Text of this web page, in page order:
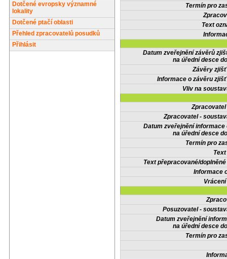
Dotčené evropsky významné
lokality
Dotčené ptačí oblasti
Přehled zpracovatelů posudků
Přihlásit
Termín pro
Text
Datum zveřejnění závěrů
na úřední desce
Závěry
Informace o závěru
Vliv na
Zpracovatel -
Datum zveřejnění informace
na úřední desce
Termín pro
Text přepracované/
Informace
Posuzovatel -
Datum zveřejnění
na úřední desce
Termín pro